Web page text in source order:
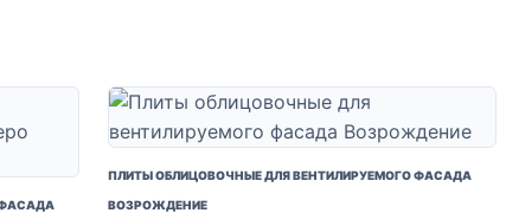
ПЛИТЫ ОБЛИЦОВОЧНЫЕ ДЛЯ ВЕНТИЛИРУЕМОГО ФАСАДА
ВОЗРОЖДЕНИЕ